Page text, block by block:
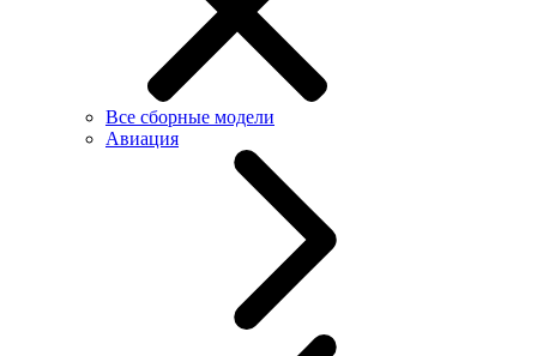
Все сборные модели
Авиация